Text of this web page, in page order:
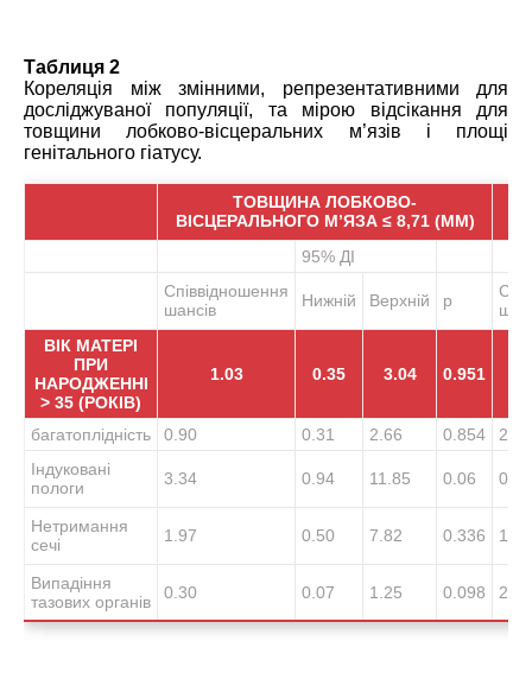
Таблиця 2
Кореляція між змінними, репрезентативними для
досліджуваної популяції, та мірою відсікання для
товщини лобково-вісцеральних м’язів і площі
генітального гіатусу.
ТОВЩИНА ЛОБКОВО-
ВІСЦЕРАЛЬНОГО М’ЯЗА ≤ 8,71 (ММ)
95% ДІ
Співвідношення
шансів
Нижній Верхній p
ВІК МАТЕРІ
ПРИ
НАРОДЖЕННІ
> 35 (РОКІВ)
1.03 0.35 3.04 0.951
багатоплідність 0.90 0.31 2.66 0.854
2.10
Індуковані
пологи
3.34 0.94 11.85 0.06 0.94
Нетримання
сечі
1.97 0.50 7.82 0.336 1.33
Випадіння
тазових органів
0.30 0.07 1.25 0.098 2.25